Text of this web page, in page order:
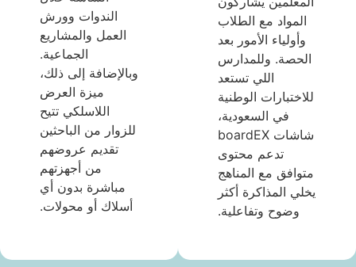
المواد مع الطلاب
وأولياء الأمور بعد
الحصة. وللمدارس
اللي تستعد
للاختبارات الوطنية
في السعودية،
شاشات boardEX
تدعم محتوى
متوافق مع المناهج
يخلي المذاكرة أكثر
وضوح وتفاعلية.
الندوات وورش
العمل والمشاريع
الجماعية.
وبالإضافة إلى ذلك،
ميزة العرض
اللاسلكي تتيح
للزوار من الباحثين
تقديم عروضهم
من أجهزتهم
مباشرة بدون أي
أسلاك أو محولات.